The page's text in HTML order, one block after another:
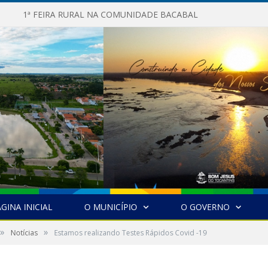
1ª FEIRA RURAL NA COMUNIDADE BACABAL
INICIAL O MUNICÍPIO O GOVERNO
» Notícias » Estamos realizando Testes Rápidos Covid -19